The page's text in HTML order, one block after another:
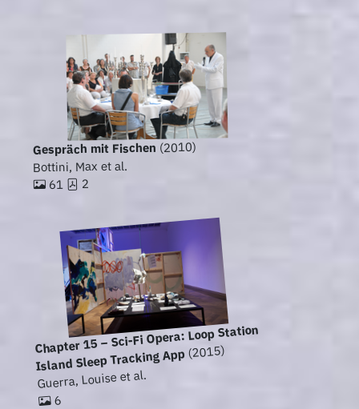
Gespräch mit Fischen (2010)
Bottini, Max et al.
61 2
Chapter 15 – Sci-Fi Opera: Loop Station
Island Sleep Tracking App(2015)
Guerra, Louise et al.
6